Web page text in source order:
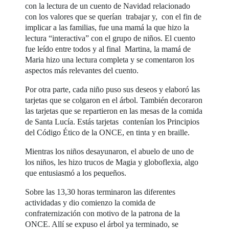
con la lectura de un cuento de Navidad relacionado
con los valores que se querían trabajar y, con el fin de
implicar a las familias, fue una mamá la que hizo la
lectura “interactiva” con el grupo de niños. El cuento
fue leído entre todos y al final Martina, la mamá de
Maria hizo una lectura completa y se comentaron los
aspectos más relevantes del cuento.
Por otra parte, cada niño puso sus deseos y elaboró las
tarjetas que se colgaron en el árbol. También decoraron
las tarjetas que se repartieron en las mesas de la comida
de Santa Lucía. Estás tarjetas contenían los Principios
del Código Ético de la ONCE, en tinta y en braille.
Mientras los niños desayunaron, el abuelo de uno de
los niños, les hizo trucos de Magia y globoflexia, algo
que entusiasmó a los pequeños.
Sobre las 13,30 horas terminaron las diferentes
actividadas y dio comienzo la comida de
confraternización con motivo de la patrona de la
ONCE. Allí se expuso el árbol ya terminado, se